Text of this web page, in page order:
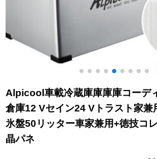
Alpicool車載冷蔵庫庫庫庫コーデ
倉庫12 Vセイン24 Vトラスト家兼
氷盤50リッター車家兼用+徳技コ
晶パネ